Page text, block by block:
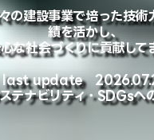
の建設事業で培った技術
績を活かし、
な社会づくりに貢献して
last update
テナビリティ・SDGsへ